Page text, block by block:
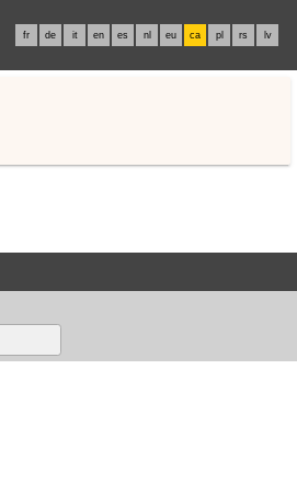
fr de it en es nl eu ca pl rs lv